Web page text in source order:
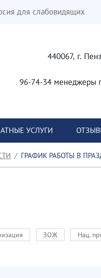
для слабовидящих
440067, г.
96-74-34 менеджеры
УСЛУГИ
ГРАФИК РАБОТЫ В
ЗОЖ
Нац.